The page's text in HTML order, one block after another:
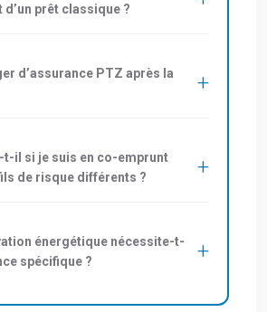
prêt classique ?
d’assurance PTZ après la
t-il si je suis en co-emprunt
de risque différents ?
énergétique nécessite-t-
spécifique ?